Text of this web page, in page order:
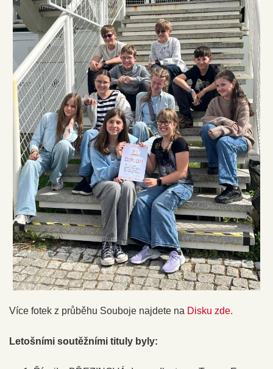
Více fotek z průběhu Souboje najdete na Disku zde.
Letošními soutěžními tituly byly: